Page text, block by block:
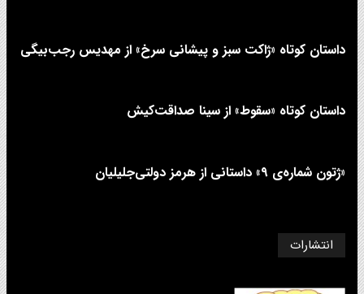
داستان کوتاه «ژاکت سبز و پیشانی سرخ» از مهدیس رجب‌بیگی
داستان کوتاه «سقوط» از سینا صداقت‌کیش
«ژتون شماره‌ی ۹» داستانی از هرمز دولتی‌جلیلیان
انتشارات